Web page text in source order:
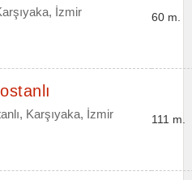
İzmir 60 m.
Karşıyaka, İzmir 111 m.